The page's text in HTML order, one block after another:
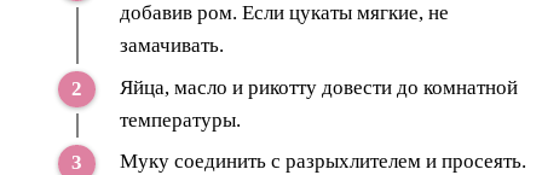
добавив ром. Если цукаты мягкие, не
замачивать.
Яйца, масло и рикотту довести до комнатной
температуры.
Муку соединить с разрыхлителем и просеять.